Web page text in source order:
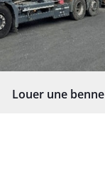
Louer une benne